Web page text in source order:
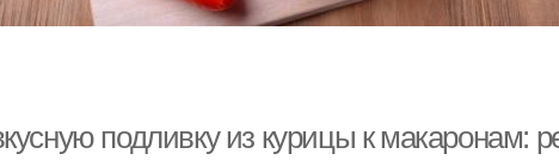
подливку из курицы к макаронам: